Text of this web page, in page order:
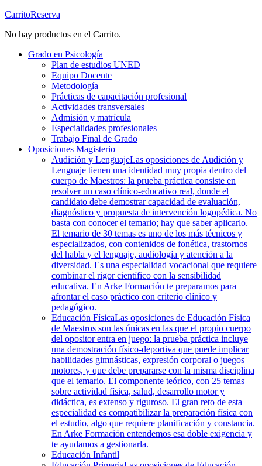
CarritoReserva
No hay productos en el Carrito.
Grado en Psicología
Plan de estudios UNED
Equipo Docente
Metodología
Prácticas de capacitación profesional
Actividades transversales
Admisión y matrícula
Especialidades profesionales
Trabajo Final de Grado
Oposiciones Magisterio
Audición y LenguajeLas oposiciones de Audición y
Lenguaje tienen una identidad muy propia dentro del
cuerpo de Maestros: la prueba práctica consiste en
resolver un caso clínico-educativo real, donde el
candidato debe demostrar capacidad de evaluación,
diagnóstico y propuesta de intervención logopédica. No
basta con conocer el temario; hay que saber aplicarlo.
El temario de 30 temas es uno de los más técnicos y
especializados, con contenidos de fonética, trastornos
del habla y el lenguaje, audiología y atención a la
diversidad. Es una especialidad vocacional que requiere
combinar el rigor científico con la sensibilidad
educativa. En Arke Formación te preparamos para
afrontar el caso práctico con criterio clínico y
pedagógico.
Educación FísicaLas oposiciones de Educación Física
de Maestros son las únicas en las que el propio cuerpo
del opositor entra en juego: la prueba práctica incluye
una demostración físico-deportiva que puede implicar
habilidades gimnásticas, expresión corporal o juegos
motores, y que debe prepararse con la misma disciplina
que el temario. El componente teórico, con 25 temas
sobre actividad física, salud, desarrollo motor y
didáctica, es extenso y riguroso. El gran reto de esta
especialidad es compatibilizar la preparación física con
el estudio, algo que requiere planificación y constancia.
En Arke Formación entendemos esa doble exigencia y
te ayudamos a gestionarla.
Educación Infantil